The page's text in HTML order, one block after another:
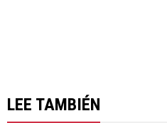
LEE TAMBIÉN